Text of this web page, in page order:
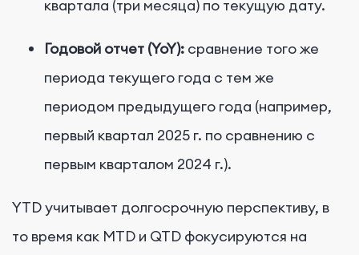
квартала (три месяца) по текущую дату.
Годовой отчет (YoY): сравнение того же
периода текущего года с тем же
периодом предыдущего года (например,
первый квартал 2025 г. по сравнению с
первым кварталом 2024 г.).
YTD учитывает долгосрочную перспективу, в
то время как MTD и QTD фокусируются на